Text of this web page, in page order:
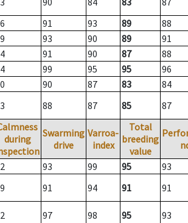
91 93 89
88
93 90 89
91
91 90 87
88
99 95 95
96
90 87 83
84
88 87 85 87
during
Swarming
drive
Varroa-
index
Total
breeding
value
93 99 95
93
91 94 91 91
97 98 95 93